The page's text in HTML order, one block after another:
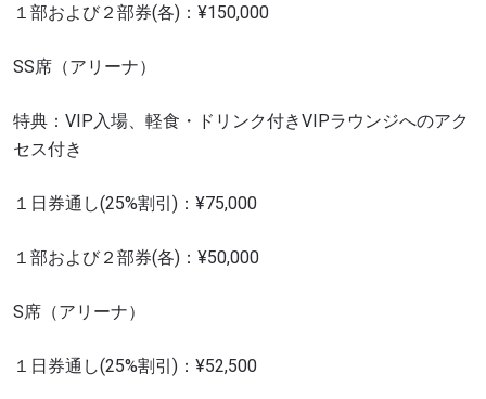
１部および２部券(各)：¥150,000
SS席（アリーナ）
特典：VIP入場、軽食・ドリンク付きVIPラウンジへのアク
セス付き
１日券通し(25%割引)：¥75,000
１部および２部券(各)：¥50,000
S席（アリーナ）
１日券通し(25%割引)：¥52,500